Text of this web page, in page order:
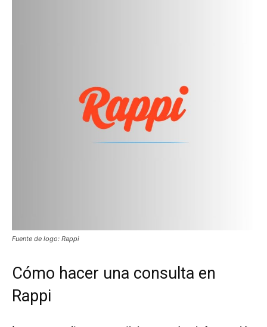
Fuente de logo: Rappi
Cómo hacer una consulta en
Rappi